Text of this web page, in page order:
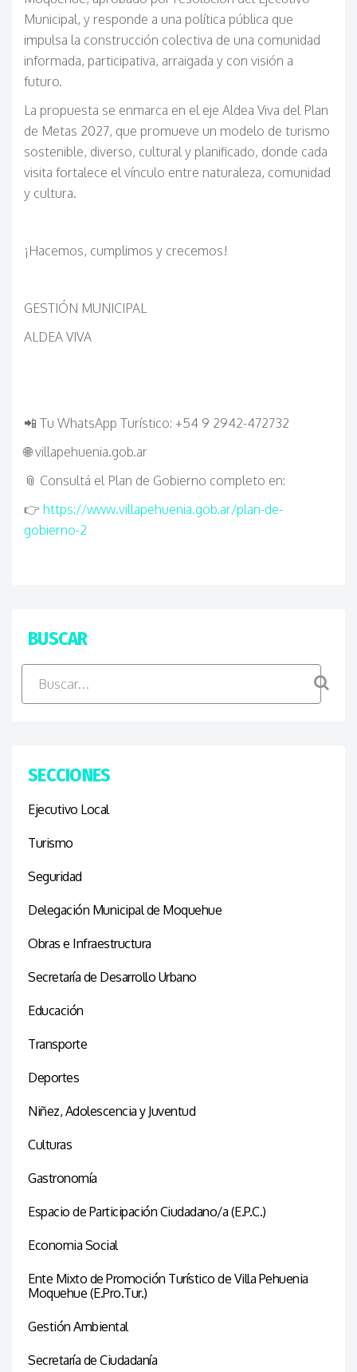
Municipal, y responde a una política pública que
impulsa la construcción colectiva de una comunidad
informada, participativa, arraigada y con visión a
futuro.
La propuesta se enmarca en el eje Aldea Viva del Plan
de Metas 2027, que promueve un modelo de turismo
sostenible, diverso, cultural y planificado, donde cada
visita fortalece el vínculo entre naturaleza, comunidad
y cultura.
¡Hacemos, cumplimos y crecemos!
GESTIÓN MUNICIPAL
ALDEA VIVA
📲 Tu WhatsApp Turístico: +54 9 2942-472732
🌐 villapehuenia.gob.ar
📎 Consultá el Plan de Gobierno completo en:
👉 https://www.villapehuenia.gob.ar/plan-de-
gobierno-2
BUSCAR
SECCIONES
Ejecutivo Local
Turismo
Seguridad
Delegación Municipal de Moquehue
Obras e Infraestructura
Secretaría de Desarrollo Urbano
Educación
Transporte
Deportes
Niñez, Adolescencia y Juventud
Culturas
Gastronomía
Espacio de Participación Ciudadano/a (E.P.C.)
Economia Social
Ente Mixto de Promoción Turístico de Villa Pehuenia
Moquehue (E.Pro.Tur.)
Gestión Ambiental
Secretaría de Ciudadanía